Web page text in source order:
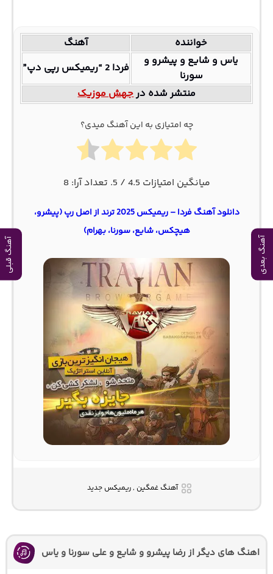
آهنگ بعدی آهنگ قبلی
خواننده
آهنگ
یاس و شایع و پیشرو و
سورنا
فردا 2 “ریمیکس رپی دپ”
منتشر شده درجهش موزیک
چه امتیازی به این آهنگ میدی؟
میانگین امتیازات 4.5 / 5. تعداد آرا: 8
دانلود آهنگ فردا – ریمیکس 2025 ترند از اصل رپ (پیشرو،
هیچکس، شایع، سورنا، بهرام)
آهنگ غمگین , ریمیکس جدید
اهنگ های دیگر از رضا پیشرو و شایع و علی سورنا و یاس